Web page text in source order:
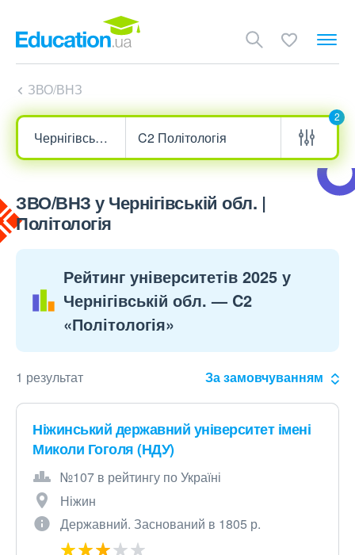
ЗВО/ВНЗ
2
ЗВО/ВНЗ у Чернігівській обл. |
Політологія
Рейтинг університетів 2025 у
Чернігівській обл. — C2
«Політологія»
1 результат За замовчуванням
Ніжинський державний університет імені
Миколи Гоголя (НДУ)
№107 в рейтингу по Україні
Ніжин
Державний. Заснований в 1805 р.